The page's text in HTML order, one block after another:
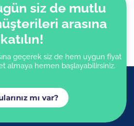
siz de mutlu
arasına
katılın!
geçerek siz de hem uygun fiyat
almaya hemen başlayabilirsiniz.
mı var?